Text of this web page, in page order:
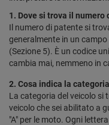
1. Dove si trova il
Il numero di patente si
generalmente in un
(Sezione 5). È un codice
cambia mai, nemmeno in
2. Cosa indica la
La categoria del veicolo si
veicolo che sei abilitato a
"A" per le moto. Ogni